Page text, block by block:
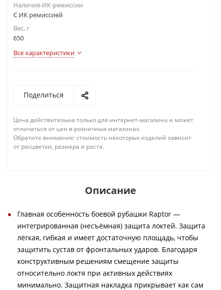
Наличие ИК-ремиссии
С ИК ремиссией
Вес, г
650
Все характеристики
Поделиться
Цена действительна только для интернет-магазина и может
отличаться от цен в розничных магазинах.
Обратите внимание: стоимость некоторых изделий зависит
от расцветки, размера и роста.
Описание
Главная особенность боевой рубашки Raptor —
интегрированная (несъёмная) защита локтей. Защита
лёгкая, гибкая и имеет достаточную площадь, чтобы
защитить сустав от фронтальных ударов. Благодаря
конструктивным решениям смещение защиты
относительно локтя при активных действиях
минимально. Защитная накладка прикрывает как сам